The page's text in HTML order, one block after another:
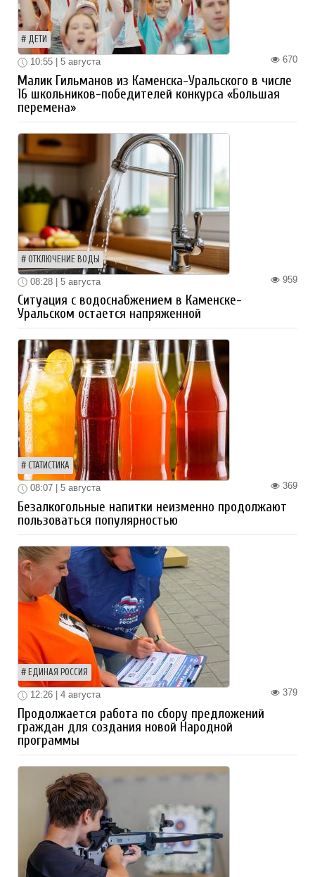
ДЕТИ
670
10:55 | 5 августа
Малик Гильманов из Каменска-Уральского в числе
16 школьников-победителей конкурса «Большая
перемена»
ОТКЛЮЧЕНИЕ ВОДЫ
959
08:28 | 5 августа
Ситуация с водоснабжением в Каменске-
Уральском остается напряженной
СТАТИСТИКА
369
08:07 | 5 августа
Безалкогольные напитки неизменно продолжают
пользоваться популярностью
ЕДИНАЯ РОССИЯ
379
12:26 | 4 августа
Продолжается работа по сбору предложений
граждан для создания новой Народной
программы